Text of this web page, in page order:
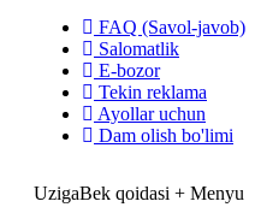
FAQ (Savol-javob)
Salomatlik
E-bozor
Tekin reklama
Ayollar uchun
Dam olish bo'limi
UzigaBek qoidasi + Menyu